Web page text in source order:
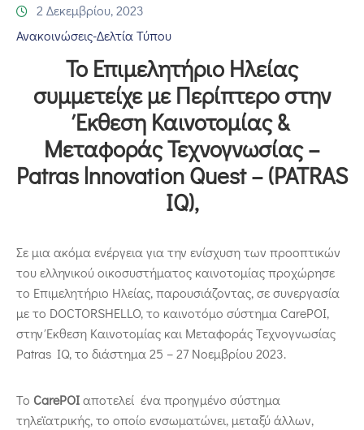
2 Δεκεμβρίου, 2023
Ανακοινώσεις-Δελτία Τύπου
Το Επιμελητήριο Ηλείας
συμμετείχε με Περίπτερο στην
Έκθεση Καινοτομίας &
Μεταφοράς Τεχνογνωσίας –
Patras lnnovation Quest – (PATRAS
IQ),
Σε μια ακόμα ενέργεια για την ενίσχυση των προοπτικών
του ελληνικού οικοσυστήματος καινοτομίας προχώρησε
το Επιμελητήριο Ηλείας, παρουσιάζοντας, σε συνεργασία
με το DOCTORSHELLO, το καινοτόμο σύστημα CarePOI,
στην Έκθεση Καινοτομίας και Μεταφοράς Τεχνογνωσίας
Patras IQ, το διάστημα 25 – 27 Νοεμβρίου 2023.
Το CarePOIαποτελεί ένα προηγμένο σύστημα
τηλεϊατρικής, το οποίο ενσωματώνει, μεταξύ άλλων,